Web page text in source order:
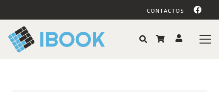
CONTACTOS